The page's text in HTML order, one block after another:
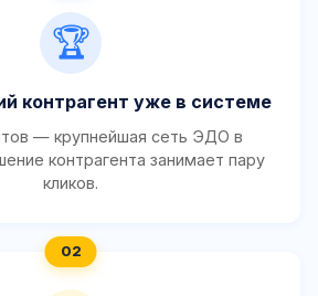
🏆
контрагент уже в системе
— крупнейшая сеть ЭДО в
контрагента занимает пару
кликов.